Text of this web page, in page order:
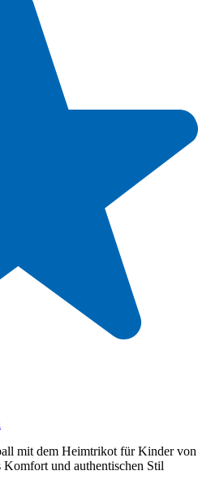
mit dem Heimtrikot für Kinder von
und authentischen Stil